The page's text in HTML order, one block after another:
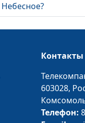
Небесное?
Как Бог относится к
Когда хорошее не
хорошо, а плохое не
Учение Христа и
догмы человеческие
Контакты
603028,
Телефон: